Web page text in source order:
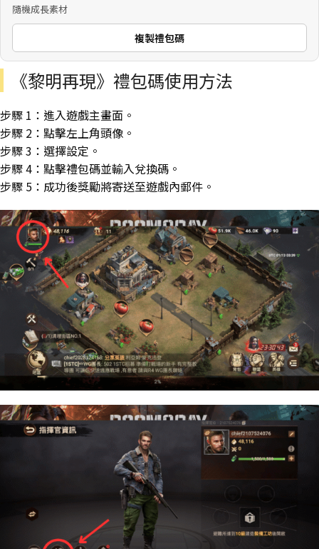
隨機成長素材
複製禮包碼
《黎明再現》禮包碼使用方法
步驟 1：進入遊戲主畫面。
步驟 2：點擊左上角頭像。
步驟 3：選擇設定。
步驟 4：點擊禮包碼並輸入兌換碼。
步驟 5：成功後獎勵將寄送至遊戲內郵件。